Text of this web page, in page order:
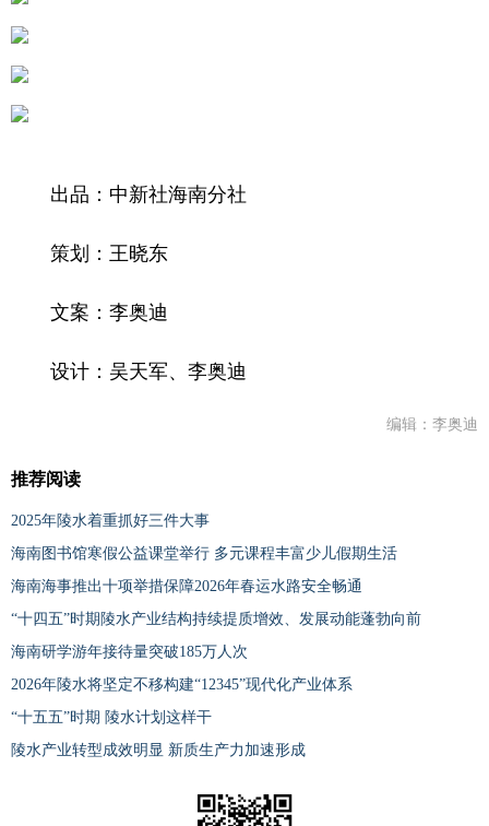
出品：中新社海南分社
策划：王晓东
文案：李奥迪
设计：吴天军、李奥迪
编辑：李奥迪
推荐阅读
2025年陵水着重抓好三件大事
海南图书馆寒假公益课堂举行 多元课程丰富少儿假期生活
海南海事推出十项举措保障2026年春运水路安全畅通
“十四五”时期陵水产业结构持续提质增效、发展动能蓬勃向前
海南研学游年接待量突破185万人次
2026年陵水将坚定不移构建“12345”现代化产业体系
“十五五”时期 陵水计划这样干
陵水产业转型成效明显 新质生产力加速形成